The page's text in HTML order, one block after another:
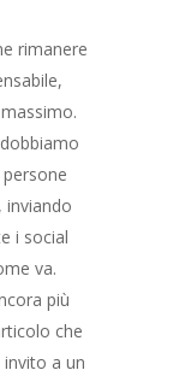
rimanere
inviando
i social
va.
più
che
a un